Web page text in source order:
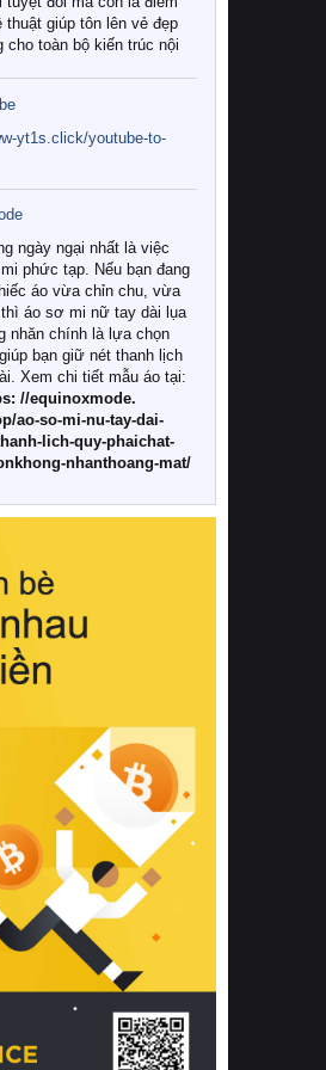
thuật giúp tôn lên vẻ đẹp
cho toàn bộ kiến trúc nội
giữa thị trường đa dạng
thương hiệu và mẫu mã
làm thế nào để chọn
bộ chăn ga gối đệm cao
chất lượng, phù hợp với
nhu cầu sử dụng của gia
cùng chúng tôi đi tìm lời
tiết qua bài viết dưới đây.
các gia đình hiện đại lại ưa
ga gối đệm cao cấp?
dòng sản phẩm thông
bộ chăn ga gối đệm
qua quy trình sản xuất
từ khâu chọn lọc nguyên
đến công nghệ dệt
đại không chứa hóa chất
cảm nhận rõ rệt sự khác
của phần đệm nâng đỡ
việc lựa chọn các dòng
chuẩn chất lượng quốc
ngăn ngừa tình trạng kích
nấm mốc trong điều kiện
ẩm. Bạn có thể tìm hiểu
cứu khoa học về tác
ngủ và môi trường
đối với sức khỏe con
Foundation (External
cái nhìn toàn diện hơn.
chí vàng khi lựa chọn
đệm cao cấp cho phòng
một bộ chăn ga gối đệm
hảo cả về thẩm mỹ lẫn
người tiêu dùng cần cân
các tiêu chí quan trọng
yt1s.click/youtube-to-
ngày ngại nhất là việc
phức tạp. Nếu bạn đang
áo vừa chỉn chu, vừa
áo sơ mi nữ tay dài lụa
nhăn chính là lựa chọn
bạn giữ nét thanh lịch
Xem chi tiết mẫu áo tại:
//equinoxmode.
ao-so-mi-nu-tay-dai-
lich-quy-phaichat-
nhanthoang-mat/